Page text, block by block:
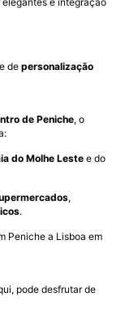
de personalização
de Peniche, o
do Molhe Lestee do
,
.
Peniche a Lisboa em
pode desfrutar de